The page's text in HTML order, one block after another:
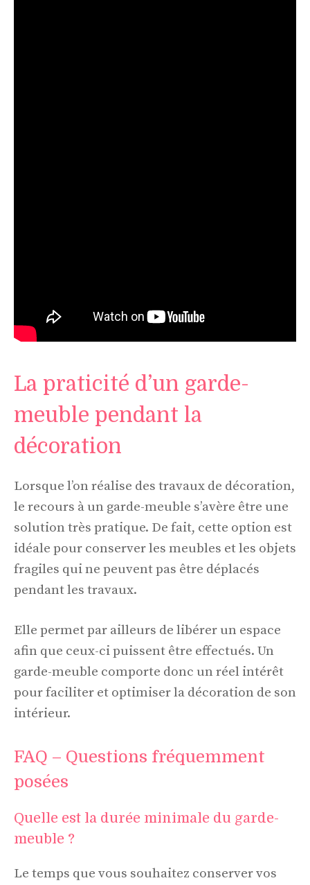
La praticité d’un garde-
meuble pendant la
décoration
Lorsque l’on réalise des travaux de décoration,
le recours à un garde-meuble s’avère être une
solution très pratique. De fait, cette option est
idéale pour conserver les meubles et les objets
fragiles qui ne peuvent pas être déplacés
pendant les travaux.
Elle permet par ailleurs de libérer un espace
afin que ceux-ci puissent être effectués. Un
garde-meuble comporte donc un réel intérêt
pour faciliter et optimiser la décoration de son
intérieur.
FAQ – Questions fréquemment
posées
Quelle est la durée minimale du garde-
meuble ?
Le temps que vous souhaitez conserver vos